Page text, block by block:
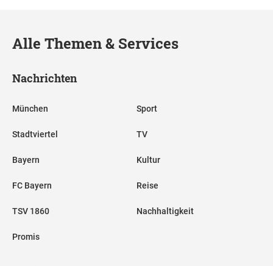
Alle Themen & Services
Nachrichten
München
Stadtviertel
Bayern
FC Bayern
TSV 1860
Promis
Sport
TV
Kultur
Reise
Nachhaltigkeit